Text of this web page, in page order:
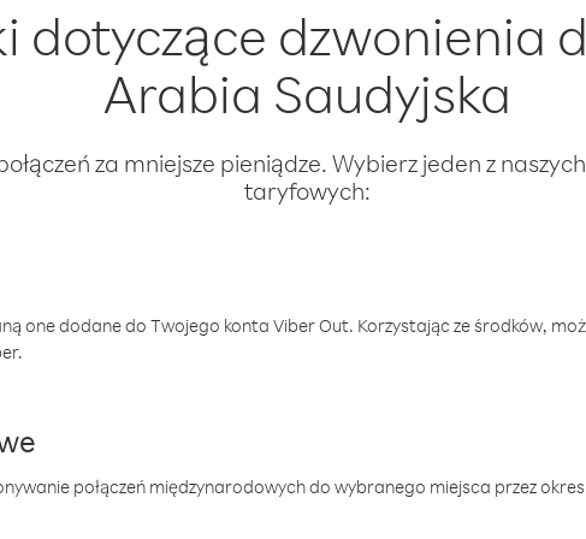
dotyczące dzwonienia
Arabia Saudyjska
za mniejsze pieniądze. Wybierz jeden z
taryfowych:
one dodane do Twojego konta Viber Out. Korzystając ze środków,
połączeń międzynarodowych do wybranego miejsca przez